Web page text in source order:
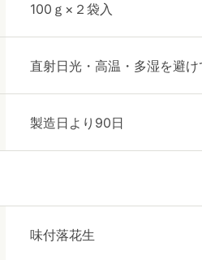
100ｇ×２袋入
直射日光・高温・多湿を避
製造日より90日
味付落花生